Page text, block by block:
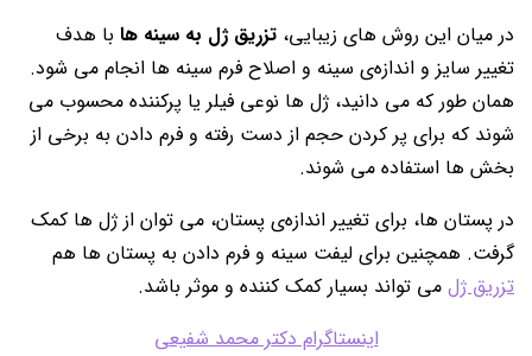
در میان این روش های زیبایی، تزریق ژل به سینه ها با هدف
تغییر سایز و اندازه‌ی سینه و اصلاح فرم سینه ها انجام می شود.
همان طور که می دانید، ژل ها نوعی فیلر یا پرکننده محسوب می
شوند که برای پر کردن حجم از دست رفته و فرم دادن به برخی از
بخش ها استفاده می شوند.
در پستان ها، برای تغییر اندازه‌ی پستان، می توان از ژل ها کمک
گرفت. همچنین برای لیفت سینه و فرم دادن به پستان ها هم
تزریق ژل می تواند بسیار کمک کننده و موثر باشد.
اینستاگرام دکتر محمد شفیعی